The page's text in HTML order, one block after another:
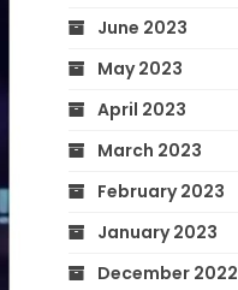
June 2023
May 2023
April 2023
March 2023
February 2023
January 2023
December 2022